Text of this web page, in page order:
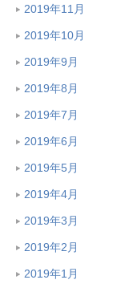
2019年11月
2019年10月
2019年9月
2019年8月
2019年7月
2019年6月
2019年5月
2019年4月
2019年3月
2019年2月
2019年1月